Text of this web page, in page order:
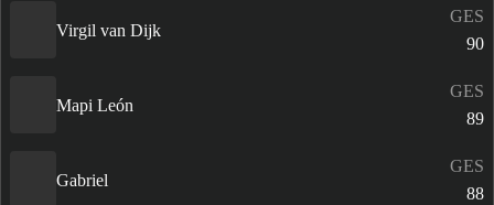
Virgil van Dijk
GES
90
Mapi León
GES
89
Gabriel
GES
88